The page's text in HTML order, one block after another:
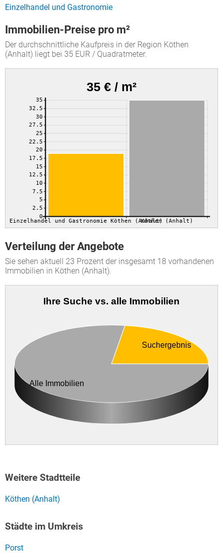
Einzelhandel und Gastronomie
Immobilien-Preise pro m²
Der durchschnittliche Kaufpreis in der Region Köthen
(Anhalt) liegt bei 35 EUR / Quadratmeter.
35 € / m²
0
2.5
5
7.5
10
12.5
15
17.5
20
22.5
25
27.5
30
32.5
35
Einzelhandel und Gastronomie Köthen (Anhalt)Köthen (Anhalt)
Verteilung der Angebote
Sie sehen aktuell 23 Prozent der insgesamt 18 vorhandenen
Immobilien in Köthen (Anhalt).
Ihre Suche vs. alle Immobilien
Alle Immobilien
Suchergebnis
Weitere Stadtteile
Köthen (Anhalt)
Städte im Umkreis
Porst